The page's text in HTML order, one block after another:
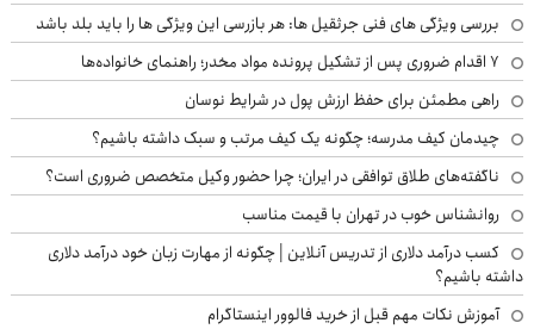
بررسی ویژگی های فنی جرثقیل ها: هر بازرسی این ویژگی ها را باید بلد باشد
۷ اقدام ضروری پس از تشکیل پرونده مواد مخدر؛ راهنمای خانواده‌ها
راهی مطمئن برای حفظ ارزش پول در شرایط نوسان
چیدمان کیف مدرسه؛ چگونه یک کیف مرتب و سبک داشته باشیم؟
ناگفته‌های طلاق توافقی در ایران؛ چرا حضور وکیل متخصص ضروری است؟
روانشناس خوب در تهران با قیمت مناسب
کسب درآمد دلاری از تدریس آنلاین | چگونه از مهارت زبان خود درآمد دلاری
داشته باشیم؟
آموزش نکات مهم قبل از خرید فالوور اینستاگرام